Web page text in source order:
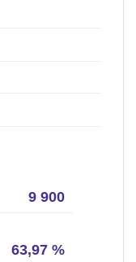
9 900
63,97 %